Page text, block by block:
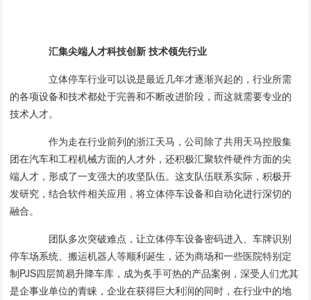
汇集尖端人才科技创新 技术领先行业
立体停车行业可以说是最近几年才逐渐兴起的，行业所需
的各项设备和技术都处于完善和不断改进阶段，而这就需要专业的
技术人才。
作为走在行业前列的浙江天马，公司除了共用天马控股集
团在汽车和工程机械方面的人才外，还积极汇聚软件硬件方面的尖
端人才，形成了一支强大的攻坚队伍。这支队伍联系实际，积极开
发研究，结合软件相关应用，将立体停车设备和自动化进行深切的
融合。
团队多次突破难点，让立体停车设备密码进入、车牌识别
停车场系统、搬运机器人等顺利诞生，还为商场和一些医院特别定
制PJS四层简易升降车库，成为炙手可热的产品案例，深受人们尤其
是企事业单位的青睐，企业在获得巨大利润的同时，在行业中的地